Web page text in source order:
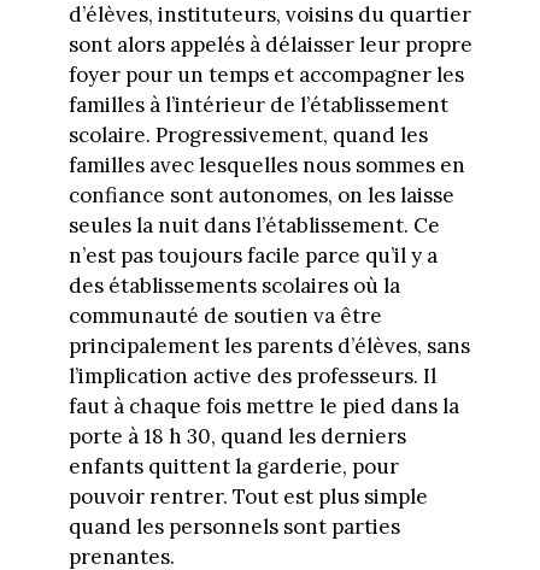
d’élèves, instituteurs, voisins du quartier
sont alors appelés à délaisser leur propre
foyer pour un temps et accompagner les
familles à l’intérieur de l’établissement
scolaire. Progressivement, quand les
familles avec lesquelles nous sommes en
confiance sont autonomes, on les laisse
seules la nuit dans l’établissement. Ce
n’est pas toujours facile parce qu’il y a
des établissements scolaires où la
communauté de soutien va être
principalement les parents d’élèves, sans
l’implication active des professeurs. Il
faut à chaque fois mettre le pied dans la
porte à 18 h 30, quand les derniers
enfants quittent la garderie, pour
pouvoir rentrer. Tout est plus simple
quand les personnels sont parties
prenantes.